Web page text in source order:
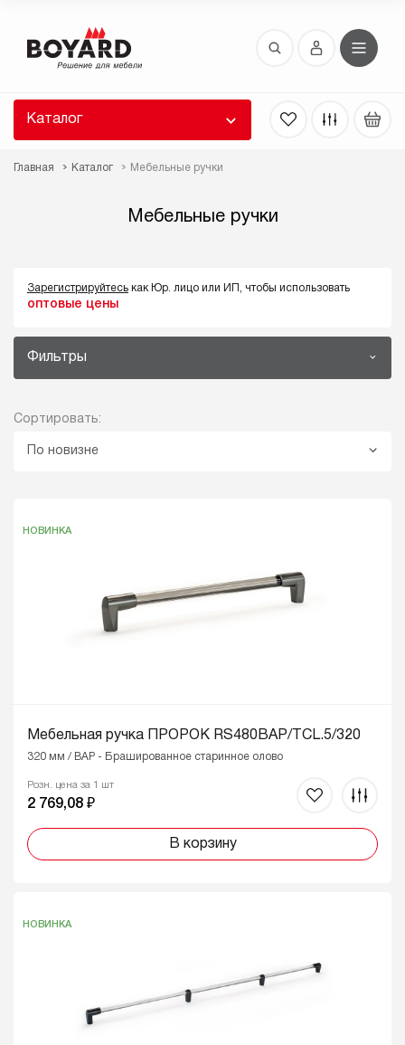
Каталог
Главная Каталог Мебельные ручки
Мебельные ручки
Зарегистрируйтесь как Юр. лицо или ИП, чтобы использовать
оптовые цены
Фильтры
Сортировать:
По новизне
НОВИНКА
Мебельная ручка ПРОРОК RS480BAP/TCL.5/320
320 мм / BAP - Брашированное старинное олово
Розн. цена за 1 шт
2 769,08 ₽
В корзину
НОВИНКА
Восстановление пароля
высланы вам по E-Mail.
ссылку для восстановления